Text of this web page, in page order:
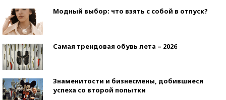
Модный выбор: что взять с собой в отпуск?
Самая трендовая обувь лета – 2026
Знаменитости и бизнесмены, добившиеся
успеха со второй попытки